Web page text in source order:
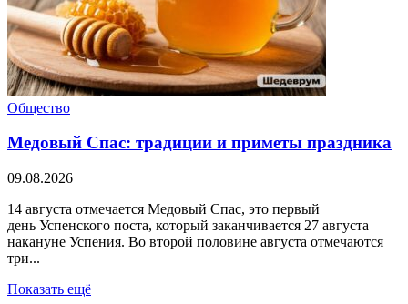
Общество
Медовый Спас: традиции и приметы праздника
09.08.2026
14 августа отмечается Медовый Спас, это первый
день Успенского поста, который заканчивается 27 августа
накануне Успения. Во второй половине августа отмечаются
три...
Показать ещё